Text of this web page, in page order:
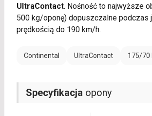
UltraContact. Nośność to najwyższe
500 kg/oponę) dopuszczalne podczas
prędkością do 190 km/h.
Continental UltraContact 175/70
Specyfikacja opony